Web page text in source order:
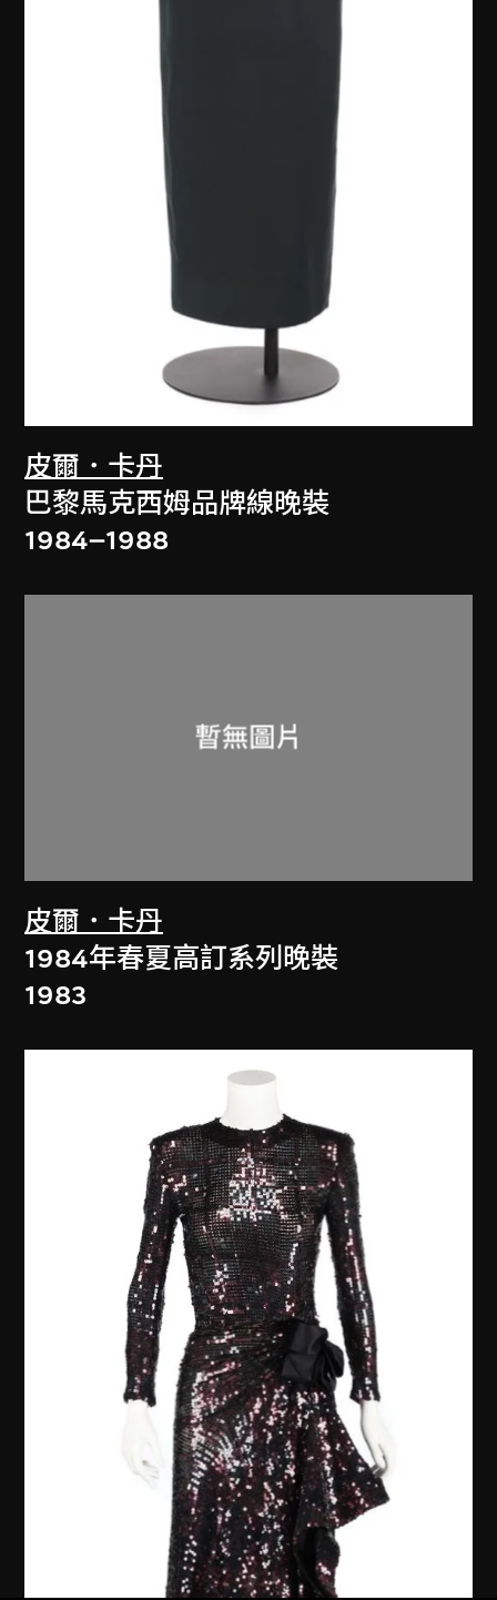
皮爾．卡丹
巴黎馬克西姆品牌線晚裝
1984–1988
皮爾．卡丹
1984年春夏高訂系列晚裝
1983